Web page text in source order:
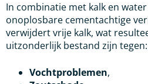
In combinatie met kalk en
onoplosbare cementachtige
verwijdert vrije kalk, wat
uitzonderlijk bestand zijn tegen:
Vochtproblemen,